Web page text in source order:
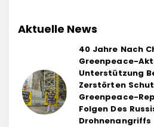
Aktuelle News
40 Jahre Nach
Greenpeace-
Unterstützung
Zerstörten
Greenpeace-
Folgen Des
Drohnenangriffs